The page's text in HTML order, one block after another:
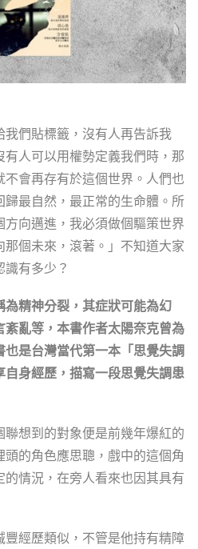
我們貼標籤，沒有人再告訴我
人可以用權勢定義我們時，那
會再存有於這個世界。人們也
最自然，最正常的生命體。所
向邁進，我必須做個驅策世界
個未來，滾著。」不知道大家
有多少？
精神分裂，其症狀可能為幻
亂等，本書作者太陽奈克曾為
是台灣當代第一本「思覺失調
身經歷，描寫一段思覺失調患
想到的對象便是前幾年爆紅的
的角色應思聰，戲中的這個角
情況，在旁人看來也因其具有
經歷類似，不管是他持有精障